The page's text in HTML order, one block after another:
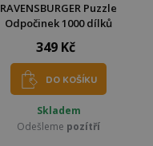
RAVENSBURGER Puzzle
Odpočinek 1000 dílků
349 Kč
DO KOŠÍKU
Skladem
Odešleme pozítří